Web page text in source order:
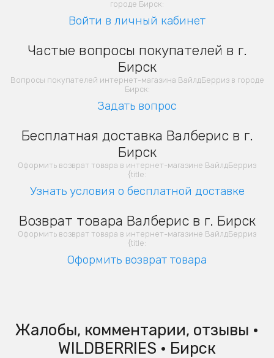
городе Бирск:
Войти в личный кабинет
Частые вопросы покупателей в г.
Бирск
Вопросы покупателей интернет-магазина ВайлдБерриз в городе
Бирск:
Задать вопрос
Бесплатная доставка Валберис в г.
Бирск
Оформить возврат товара в интернет-магазине ВайлдБерриз
{title:
Узнать условия о бесплатной доставке
Возврат товара Валберис в г. Бирск
Оформить возврат товара в интернет-магазине ВайлдБерриз
{title:
Оформить возврат товара
Жалобы, комментарии, отзывы •
WILDBERRIES • Бирск